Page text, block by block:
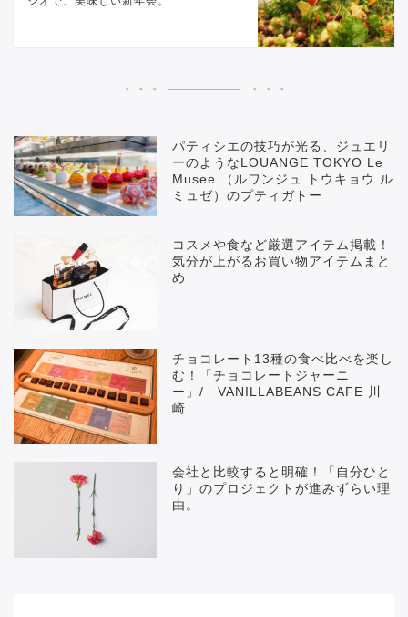
パティシエの技巧が光る、ジュエリ
ーのようなLOUANGE TOKYO Le
Musee （ルワンジュ トウキョウ ル
ミュゼ）のプティガトー
コスメや食など厳選アイテム掲載！
気分が上がるお買い物アイテムまと
め
チョコレート13種の食べ比べを楽し
む！「チョコレートジャーニ
ー」/ VANILLABEANS CAFE 川
崎
会社と比較すると明確！「自分ひと
り」のプロジェクトが進みずらい理
由。